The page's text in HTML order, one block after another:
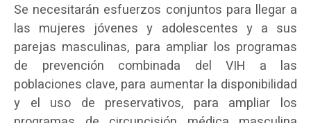
Se necesitarán esfuerzos conjuntos para llegar a
las mujeres jóvenes y adolescentes y a sus
parejas masculinas, para ampliar los programas
de prevención combinada del VIH a las
poblaciones clave, para aumentar la disponibilidad
y el uso de preservativos, para ampliar los